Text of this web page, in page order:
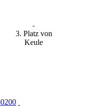
3. Platz von
Keule